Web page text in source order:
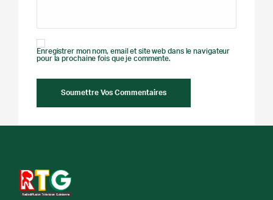
Enregistrer mon nom, email et site web dans le navigateur
pour la prochaine fois que je commente.